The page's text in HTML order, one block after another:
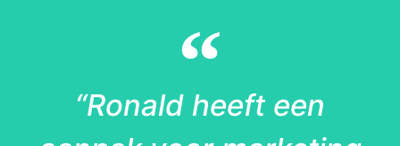
“Ronald heeft een